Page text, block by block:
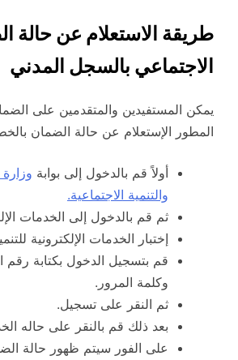
طريقة الاستعلام عن حالة
الاجتماعي بالسجل المدني
يمكن المستفيدين والمتقدمين على
المطور الإستعلام عن حالة الضمان
أولاً قم بالدخول إلى بوابة وزارة
والتنمية الاجتماعية.
ثم قم بالدخول إلى الخدمات
إختبار الخدمات الإلكترونية
قم بتسجيل الدخول بكتابة رقم
وكلمة المرور.
ثم النقر على تسجيل.
بعد ذلك قم بالنقر على حاله
على الفور سيتم ظهور حالة